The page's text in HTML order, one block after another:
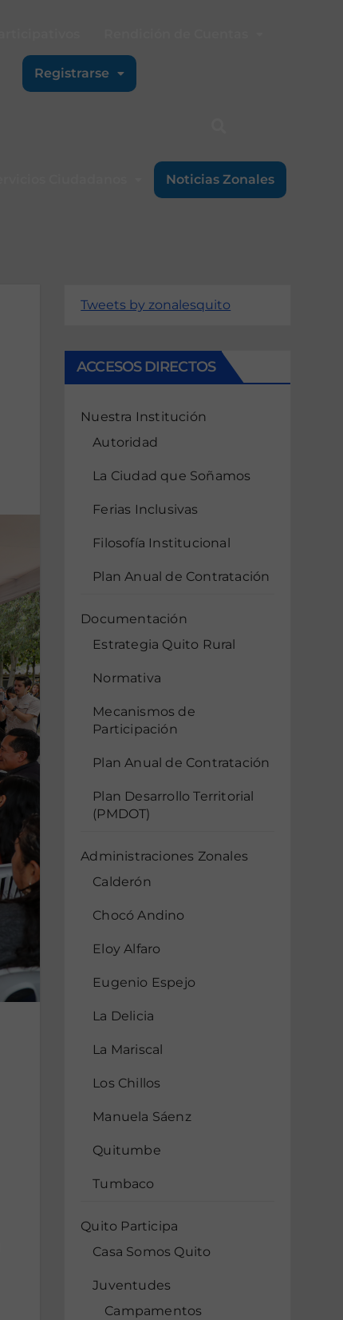
Registrarse
Noticias Zonales
Tweets by zonalesquito
ACCESOS DIRECTOS
Nuestra Institución
Autoridad
La Ciudad que Soñamos
Ferias Inclusivas
Filosofía Institucional
Plan Anual de Contratación
Documentación
Estrategia Quito Rural
Normativa
Mecanismos de
Participación
Plan Anual de Contratación
Plan Desarrollo Territorial
(PMDOT)
Administraciones Zonales
Calderón
Chocó Andino
Eloy Alfaro
Eugenio Espejo
La Delicia
La Mariscal
Los Chillos
Manuela Sáenz
Quitumbe
Tumbaco
Quito Participa
Casa Somos Quito
Juventudes
Campamentos